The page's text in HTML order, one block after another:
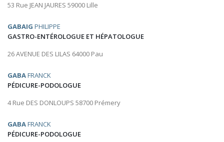
53 Rue JEAN JAURES 59000 Lille
GABAIG PHILIPPE
GASTRO-ENTÉROLOGUE ET HÉPATOLOGUE
26 AVENUE DES LILAS 64000 Pau
GABAFRANCK
PÉDICURE-PODOLOGUE
4 Rue DES DONLOUPS 58700 Prémery
GABAFRANCK
PÉDICURE-PODOLOGUE